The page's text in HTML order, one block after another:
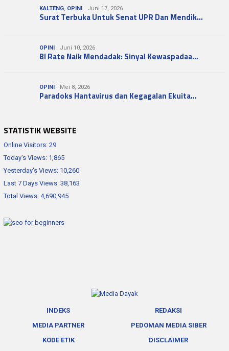
KALTENG, OPINI Juni 17, 2026
Surat Terbuka Untuk Senat UPR Dan Mendik…
OPINI Juni 10, 2026
BI Rate Naik Mendadak: Sinyal Kewaspadaa…
OPINI Mei 8, 2026
Paradoks Hantavirus dan Kegagalan Ekuita…
STATISTIK WEBSITE
Online Visitors: 29
Today's Views: 1,865
Yesterday's Views: 10,260
Last 7 Days Views: 38,163
Total Views: 4,690,945
INDEKS
REDAKSI
MEDIA PARTNER
PEDOMAN MEDIA SIBER
KODE ETIK
DISCLAIMER